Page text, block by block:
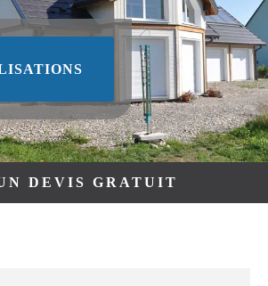
DEVIS GRATUIT